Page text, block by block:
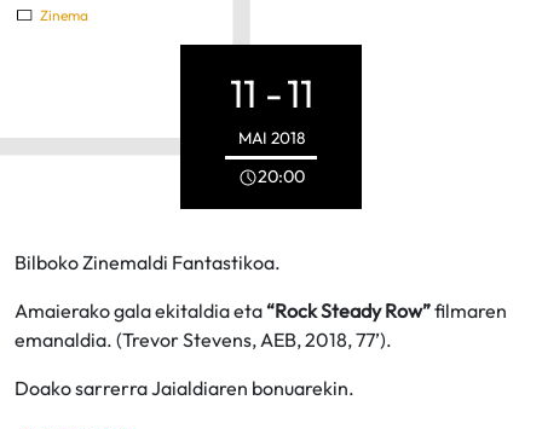
Zinema
11 -11
MAI 2018
20:00
Bilboko Zinemaldi Fantastikoa.
Amaierako gala ekitaldia eta“Rock Steady Row”filmaren
emanaldia. (Trevor Stevens, AEB, 2018, 77’).
Doako sarrerra Jaialdiaren bonuarekin.